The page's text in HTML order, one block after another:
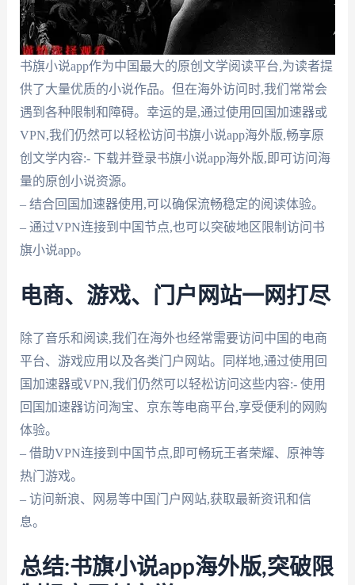
书旗小说app作为中国最大的原创文学阅读平台,为读者提
供了大量优质的小说作品。但在海外访问时,我们常常会
遇到各种限制和障碍。幸运的是,通过使用回国加速器或
VPN,我们仍然可以轻松访问书旗小说app海外版,畅享原
创文学内容:- 下载并登录书旗小说app海外版,即可访问海
量的原创小说资源。
– 结合回国加速器使用,可以确保流畅稳定的阅读体验。
– 通过VPN连接到中国节点,也可以突破地区限制访问书
旗小说app。
电商、游戏、门户网站一网打尽
除了音乐和阅读,我们在海外也经常需要访问中国的电商
平台、游戏应用以及各类门户网站。同样地,通过使用回
国加速器或VPN,我们仍然可以轻松访问这些内容:- 使用
回国加速器访问淘宝、京东等电商平台,享受便利的网购
体验。
– 借助VPN连接到中国节点,即可畅玩王者荣耀、原神等
热门游戏。
– 访问新浪、网易等中国门户网站,获取最新资讯和信
息。
总结:书旗小说app海外版,突破限